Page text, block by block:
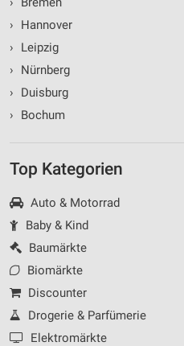
›
Hannover
›
Leipzig
›
Nürnberg
›
Duisburg
›
Bochum
Top Kategorien
Auto & Motorrad
Baby & Kind
Baumärkte
Biomärkte
Discounter
Drogerie & Parfümerie
Elektromärkte